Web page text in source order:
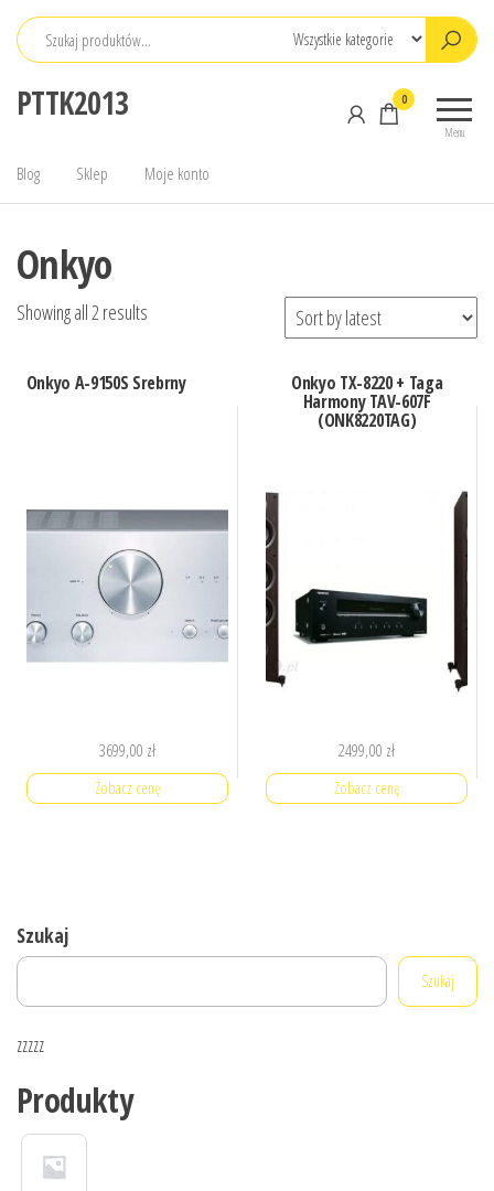
Przejdź
PTTK2013
Menu
0
Blog Sklep Moje konto
Onkyo
Showing all 2 results
Onkyo A-9150S Srebrny
3699,00 zł
Zobacz cenę
Onkyo TX-8220 + Taga
Harmony TAV-607F
(ONK8220TAG)
2499,00 zł
Zobacz cenę
Szukaj
Szukaj
zzzzz
Produkty